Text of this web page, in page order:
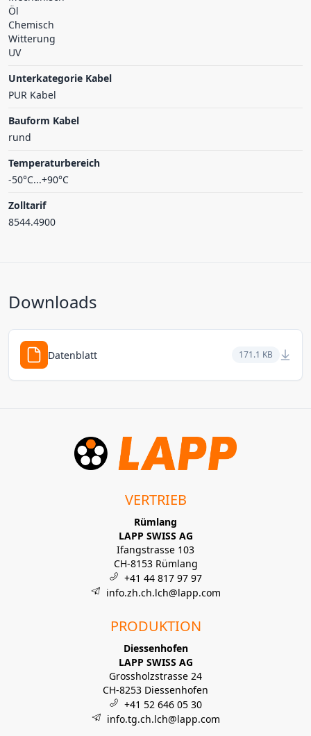
Öl
Chemisch
Witterung
UV
Unterkategorie Kabel
PUR Kabel
Bauform Kabel
rund
Temperaturbereich
-50°C...+90°C
Zolltarif
8544.4900
Downloads
Datenblatt 171.1 KB
VERTRIEB
Rümlang
LAPP SWISS AG
Ifangstrasse 103
CH-8153 Rümlang
+41 44 817 97 97
info.zh.ch.lch@lapp.com
PRODUKTION
Diessenhofen
LAPP SWISS AG
Grossholzstrasse 24
CH-8253 Diessenhofen
+41 52 646 05 30
info.tg.ch.lch@lapp.com